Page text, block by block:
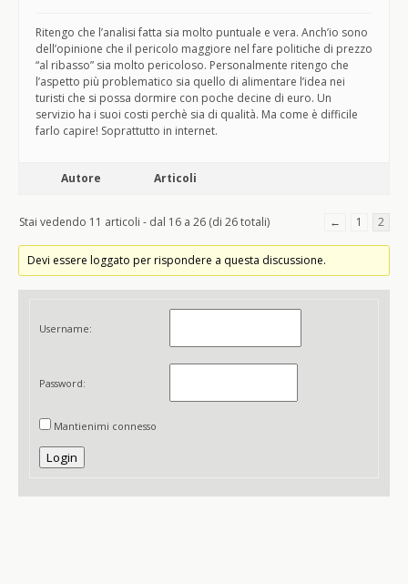
Ritengo che l’analisi fatta sia molto puntuale e vera. Anch’io sono
dell’opinione che il pericolo maggiore nel fare politiche di prezzo
“al ribasso” sia molto pericoloso. Personalmente ritengo che
l’aspetto più problematico sia quello di alimentare l’idea nei
turisti che si possa dormire con poche decine di euro. Un
servizio ha i suoi costi perchè sia di qualità. Ma come è difficile
farlo capire! Soprattutto in internet.
Autore Articoli
Stai vedendo 11 articoli - dal 16 a 26 (di 26 totali) ← 1 2
Devi essere loggato per rispondere a questa discussione.
Username:
Password:
Mantienimi connesso
Login